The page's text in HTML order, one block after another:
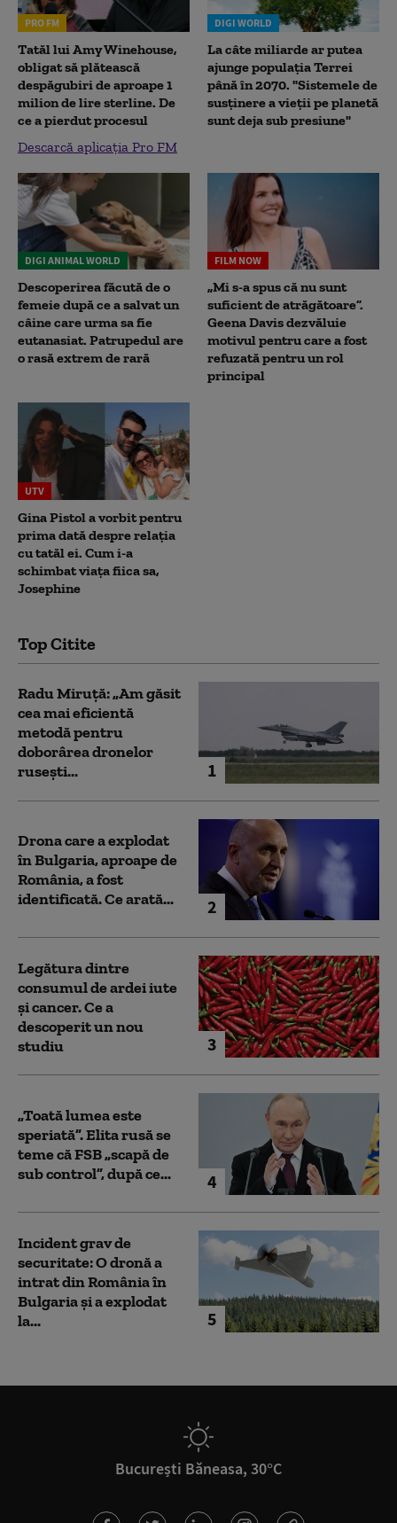
PRO FM
Tatăl lui Amy Winehouse,
obligat să plătească
despăgubiri de aproape 1
milion de lire sterline. De
ce a pierdut procesul
Descarcă aplicația Pro FM
DIGI WORLD
La câte miliarde ar putea
ajunge populația Terrei
până în 2070. "Sistemele de
susținere a vieții pe planetă
sunt deja sub presiune"
DIGI ANIMAL WORLD
Descoperirea făcută de o
femeie după ce a salvat un
câine care urma sa fie
eutanasiat. Patrupedul are
o rasă extrem de rară
FILM NOW
„Mi s-a spus că nu sunt
suficient de atrăgătoare”.
Geena Davis dezvăluie
motivul pentru care a fost
refuzată pentru un rol
principal
UTV
Gina Pistol a vorbit pentru
prima dată despre relația
cu tatăl ei. Cum i-a
schimbat viața fiica sa,
Josephine
Top Citite
1
Radu Miruță: „Am găsit
cea mai eficientă
metodă pentru
doborârea dronelor
rusești...
2
Drona care a explodat
în Bulgaria, aproape de
România, a fost
identificată. Ce arată...
3
Legătura dintre
consumul de ardei iute
și cancer. Ce a
descoperit un nou
studiu
4
„Toată lumea este
speriată”. Elita rusă se
teme că FSB „scapă de
sub control”, după ce...
5
Incident grav de
securitate: O dronă a
intrat din România în
Bulgaria şi a explodat
la...
București Băneasa, 30°C